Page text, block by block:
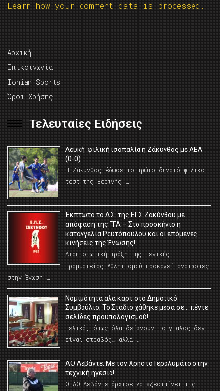
Learn how your comment data is processed.
Αρχική
Επικοινωνία
Ionian Sports
Όροι Χρήσης
Τελευταίες Ειδήσεις
Λευκή-φιλική ισοπαλία η Ζάκυνθος με ΑΕΛ
(0-0)
Η Ζάκυνθος έδωσε το πρώτο δυνατό φιλικό
τεστ της θερινής …
Έκπτωτο το Δ.Σ. της ΕΠΣ Ζακύνθου με
απόφαση της ΓΓΑ – Στο προσκήνιο η
καταγγελία Ραυτόπουλου και οι επόμενες
κινήσεις της Ένωσης!
Διαπιστωτική πράξη της Γενικής
Γραμματείας Αθλητισμού προκαλεί ανατροπές
στην Ένωση …
Νομιμότητα αλά καρτ στο Δημοτικό
Συμβούλιο; Το Στάδιο χάθηκε μέσα σε… πέντε
σελίδες προϋπολογισμού!
Τελικά, όπως όλα δείχνουν, ο γιαλός δεν
είναι στραβός… αλλά …
ΑΟ Λεβάντε: Με τον Χρήστο Γερολυμάτο στην
τεχνική ηγεσία!
Ο ΑΟ Λεβάντε άρχισε να «ζεσταίνει τις